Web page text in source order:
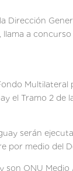
Dirección
llama a concurso
Multilateral
el Tramo 2 de
serán
por medio del
son ONU Medio